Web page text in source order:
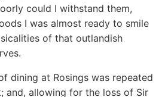
could I withstand them,
I was almost ready to smile
of that outlandish
dining at Rosings was repeated
and, allowing for the loss of Sir